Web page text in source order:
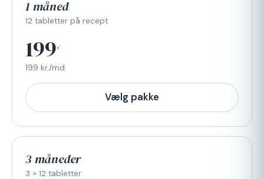
1 måned
12 tabletter på recept
199,-
199 kr./md.
Vælg pakke
3 måneder
3 × 12 tabletter